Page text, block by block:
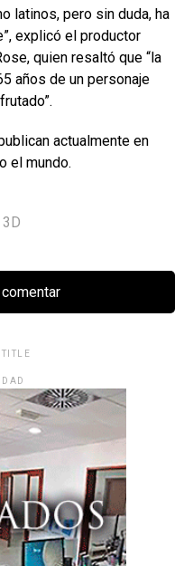
latinos, pero sin duda, ha
explicó el productor
quien resaltó que “la
años de un personaje
actualmente en
el mundo.
TITLE